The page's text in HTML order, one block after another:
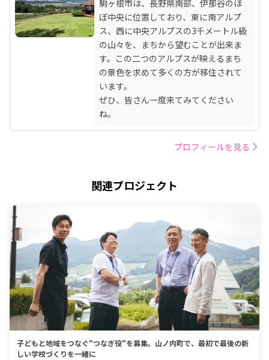
駒ヶ根市は、長野県南部、伊那谷のほ
ぼ中央に位置しており、東に南アルプ
ス、西に中央アルプスの3千メートル級
の山々を、まちから望むことが出来ま
す。この二つのアルプスが映えるまち
の景色を求めて多くの方が移住されて
います。
ぜひ、皆さん一度来てみてください
ね。
プロフィールを見る
関連プロジェクト
子どもと地域をつなぐ"つなぎ役"を募集。山ノ内町で、最初で最後の新
しい学校づくりを一緒に